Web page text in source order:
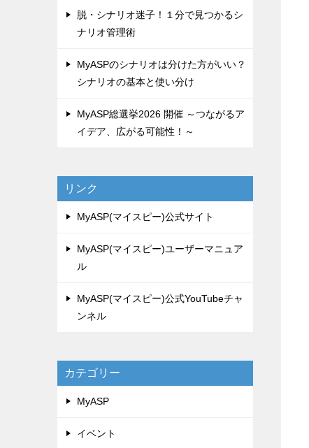
脱・シナリオ迷子！１分で見つかるシ
ナリオ管理術
MyASPのシナリオは分けた方がいい？
シナリオの基本と使い分け
MyASP総選挙2026 開催 ～つながるア
イデア、広がる可能性！～
リンク
MyASP(マイスピー)公式サイト
MyASP(マイスピー)ユーザーマニュア
ル
MyASP(マイスピー)公式YouTubeチャ
ンネル
カテゴリー
MyASP
イベント